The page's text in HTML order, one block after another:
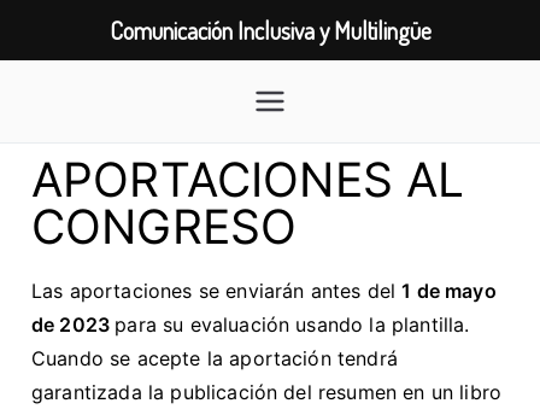
APORTACIONES AL
CONGRESO
Las aportaciones se enviarán antes del1 de mayo
de 2023 para su evaluación usando la plantilla.
Cuando se acepte la aportación tendrá
garantizada la publicación del resumen en un libro
Comunicación Inclusiva y Multilingüe